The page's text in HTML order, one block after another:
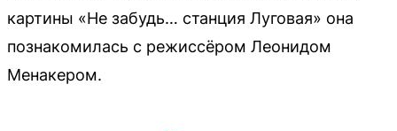
картины «Не забудь… станция Луговая» она
познакомилась с режиссёром Леонидом
Менакером.